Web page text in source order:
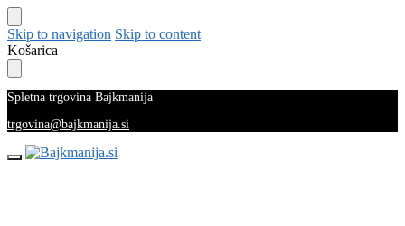
Skip to navigation Skip to content
Košarica
Spletna trgovina Bajkmanija
trgovina@bajkmanija.si